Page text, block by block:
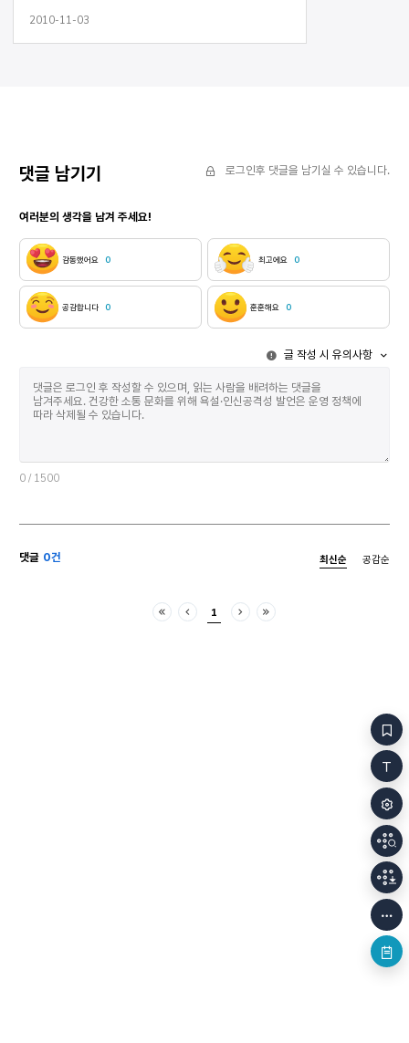
哀悼해야 할 텐데” 「유령3」)에서부터, 첨단의 거리를
배회하며 쉼 없이 증식하는 유령(“지금은 유령과/
중에는 꼭 툭하면/ 죽고 싶다고 말하는 놈들이 있다”
「간밤」)에 이르기까지, 이들은 모두 죽음과 얼마간의
죽음이란 현실의 ‘정치학’과 연결되어 있기도 하고
개인의 ‘존재론’과 관련되어 있기도 하지만, 어떤
경우에든 시인은 “죽음을 들여다보지 않으면 아무것도
되지 않는다”(「검은 젖」)고 신앙처럼 믿고 있다. 그는
‘먼 곳’의 죽음을 지금-여기로 당겨와 죽음과 더불어
현재를 산다. 아직 오지 않은 미래의 시간을 당겨
살아감으로써, 시인은 삶의 한가운데서 죽음과 함께
호흡하는 그 곳이 바로 시인의 ‘성지’다. 그가 “그래도
사는 것에는 사는 것 이상의 뭔가가 있어야 하지
생각해 볼 수 있겠다. 인간의 존재 바탕은 ‘무(無)’이며
죽음에 이르는 존재인 인간이 ‘무’의 터전에서 느끼는
죽음은 새로운 가능성의 계기가 되기도 한다. ‘죽음을
열정과 불안과 확신 속에서 새롭게 개시한다. 그러므로
죽음이란 인간의 ‘한계’인 동시에 ‘가능성’이다. 후자를
2010-11-03
댓글 남기기 로그인후 댓글을 남기실 수 있습니다.
여러분의 생각을 남겨 주세요!
감동했어요 0 최고에요 0
공감합니다 0 훈훈해요 0
글 작성 시 유의사항
0 / 1500
댓글 0건 최신순 공감순
처음 이전1 다음마지막